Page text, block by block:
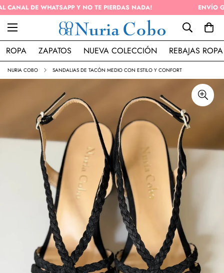
ENVÍO GRATIS EN PEDIDOS SUPERIOR A 50€ (PENÍNSULA)
ROPA ZAPATOS NUEVA COLECCIÓN REBAJAS ROPA
NURIA COBO SANDALIAS DE TACÓN MEDIO CON ESTILO Y CONFORT